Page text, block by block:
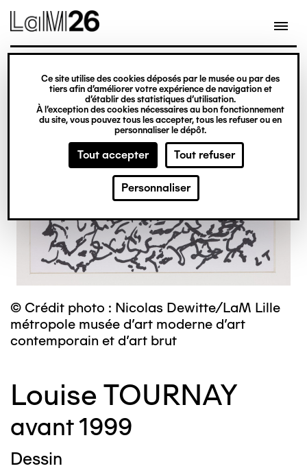
Gestion des cookies
Ce site utilise des cookies déposés par le musée ou par des
tiers afin d’améliorer votre expérience de navigation et
d’établir des statistiques d’utilisation.
À l’exception des cookies nécessaires au bon fonctionnement
du site, vous pouvez tous les accepter, tous les refuser ou en
personnaliser le dépôt.
Tout accepter Tout refuser
Personnaliser
contenu
© Crédit photo : Nicolas Dewitte/LaM Lille
métropole musée d’art moderne d’art
contemporain et d’art brut
Louise TOURNAY
avant 1999
Dessin